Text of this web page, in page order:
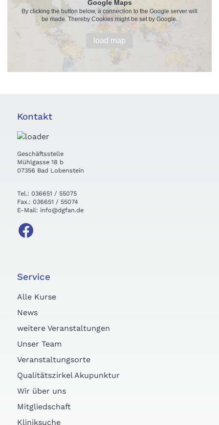
Google Maps
By clicking the button below, a connection to the Google server will
be made. Thereby Cookies might be set by Google.
load map
Kontakt
Geschäftsstelle
Mühlgasse 18 b
07356 Bad Lobenstein
Tel.: 036651 / 55075
Fax.: 036651 / 55074
E-Mail: info@dgfan.de
Service
Alle Kurse
News
weitere Veranstaltungen
Unser Team
Veranstaltungsorte
Qualitätszirkel Akupunktur
Wir über uns
Mitgliedschaft
Kliniksuche